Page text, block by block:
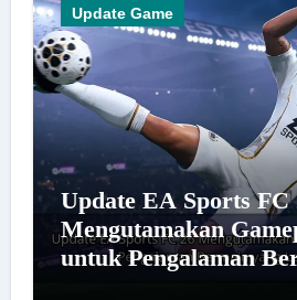
Update Game
Update EA Sports FC
Mengutamakan
untuk Pengalaman